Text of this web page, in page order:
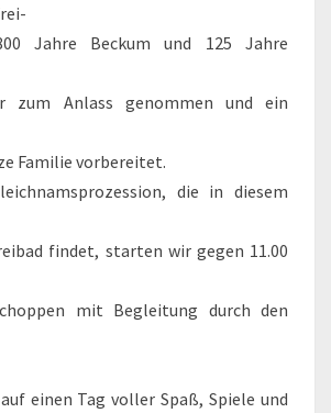
Jahre Beckum und 125 Jahre
zum Anlass genommen und ein
Familie vorbereitet.
die in diesem
findet, starten wir gegen 11.00
mit Begleitung durch den
einen Tag voller Spaß, Spiele und